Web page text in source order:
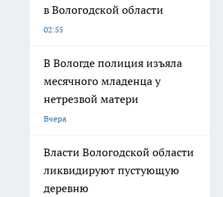
в Вологодской области
02:55
В Вологде полиция изъяла
месячного младенца у
нетрезвой матери
Вчера
Власти Вологодской области
ликвидируют пустующую
деревню